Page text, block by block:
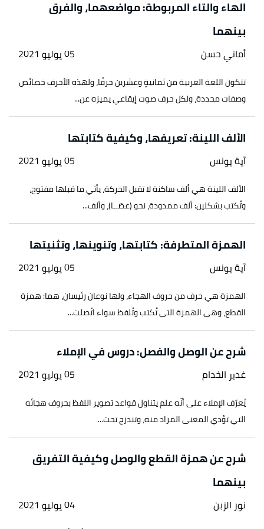
الهاء والتاء المربوطة: مواضعهما، والفرق
بينهما
أماني حسن 05 يوليو 2021
تتكون اللغة العربية من ثمانيةٍ وعشرين حرفًا، ولهذه الأحرف خصائص
وصفات محددة، ولكل حرف صوت إيقاعي يميزه عن...
الألف اللينة: تعريفها، وكيفية كتابتها
آية يونس 05 يوليو 2021
الألف اللينة هي ألف ساكنة لا تقبل الحركة، يأتي ما قبلها مفتوح،
وتُكتب بشكلين: ألف ممدودة، نحو (عصَــا)، وألف...
الهمزة المتطرفة: كتابتها، وتنوينها، وتثنيتها
آية يونس 05 يوليو 2021
الهمزة هي حرف من حروف الهجاء، ولها نوعان رئيسان، هما: همزة
القطع، وهي الهمزة التي تُكتب وتُلفظ سواء اتّصلت...
شرح عن الوصل والفصل: دروس في الإملاء
غدير الخدام 05 يوليو 2021
يُعرّف الإملاء على أنّه علم يتناول قواعد تصوير اللفظ بحروف هجائه
التي تؤدي المعنى المراد منه، وتندرج تحت...
شرح عن همزة القطع والوصل وكيفية التفريق
بينهما
نور الزبن 04 يوليو 2021